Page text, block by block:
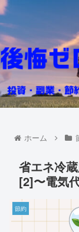
ホーム
省エネ冷
[2]〜電気
節約